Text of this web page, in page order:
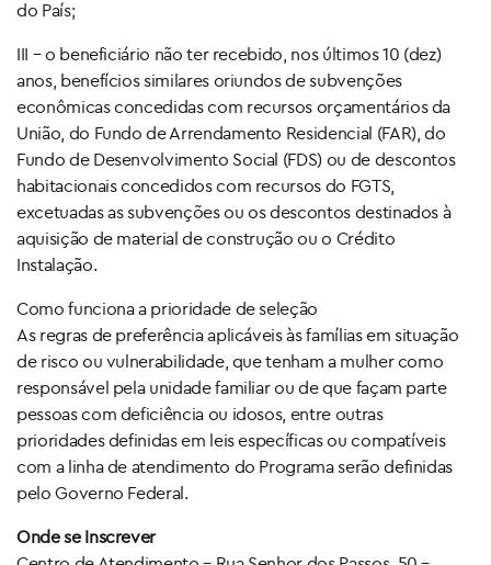
do País;
III – o beneficiário não ter recebido, nos últimos 10 (dez)
anos, benefícios similares oriundos de subvenções
econômicas concedidas com recursos orçamentários da
União, do Fundo de Arrendamento Residencial (FAR), do
Fundo de Desenvolvimento Social (FDS) ou de descontos
habitacionais concedidos com recursos do FGTS,
excetuadas as subvenções ou os descontos destinados à
aquisição de material de construção ou o Crédito
Instalação.
Como funciona a prioridade de seleção
As regras de preferência aplicáveis às famílias em situação
de risco ou vulnerabilidade, que tenham a mulher como
responsável pela unidade familiar ou de que façam parte
pessoas com deficiência ou idosos, entre outras
prioridades definidas em leis específicas ou compatíveis
com a linha de atendimento do Programa serão definidas
pelo Governo Federal.
Onde se Inscrever